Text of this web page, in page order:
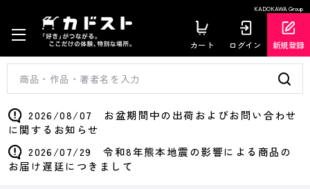
KADOKAWA Group
カート ログイン 新規登録
2026/08/07 お盆期間中の出荷およびお問い合わせ
に関するお知らせ
2026/07/29 令和8年熊本地震の影響による商品の
お届け遅延につきまして